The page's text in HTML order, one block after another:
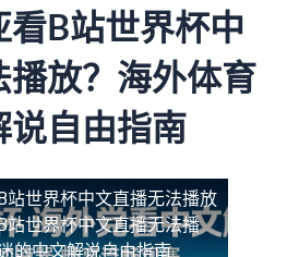
看B站世界杯中
播放？海外体育
说自由指南
站世界杯中文直播无法播放
站世界杯中文直播无法播
的中文解说自由指南